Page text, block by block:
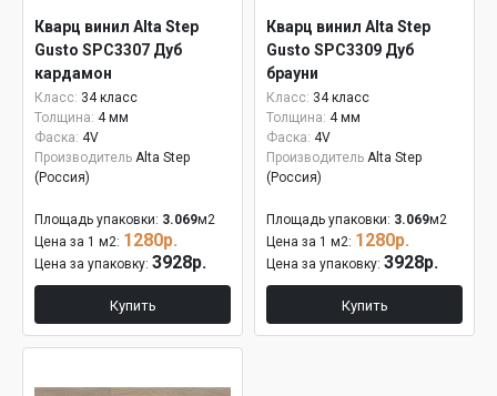
Кварц винил Alta Step
Gusto SPC3307 Дуб
кардамон
Класс: 34 класс
Толщина: 4 мм
Фаска: 4V
Производитель Alta Step
(Россия)
Площадь упаковки: 3.069м2
Цена за 1 м2: 1280р.
Цена за упаковку: 3928р.
Купить
Кварц винил Alta Step
Gusto SPC3309 Дуб
брауни
Класс: 34 класс
Толщина: 4 мм
Фаска: 4V
Производитель Alta Step
(Россия)
Площадь упаковки: 3.069м2
Цена за 1 м2: 1280р.
Цена за упаковку: 3928р.
Купить